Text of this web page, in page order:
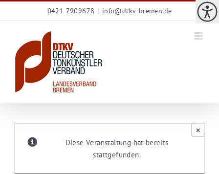
0421 7909678 | info@dtkv-bremen.de
Diese Veranstaltung hat bereits
stattgefunden.
×